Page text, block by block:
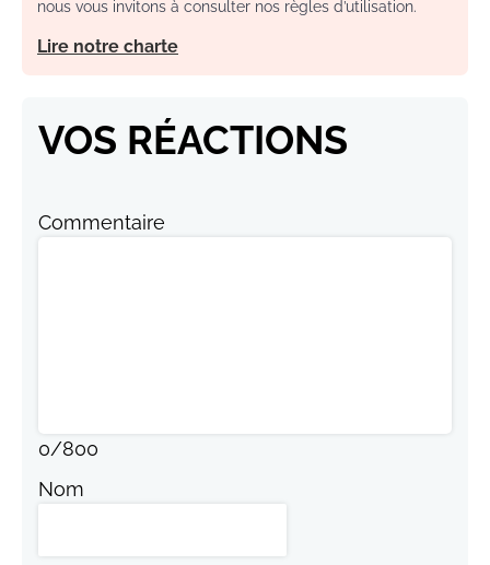
nous vous invitons à consulter nos règles d’utilisation.
Lire notre charte
VOS RÉACTIONS
Commentaire
0/800
Nom